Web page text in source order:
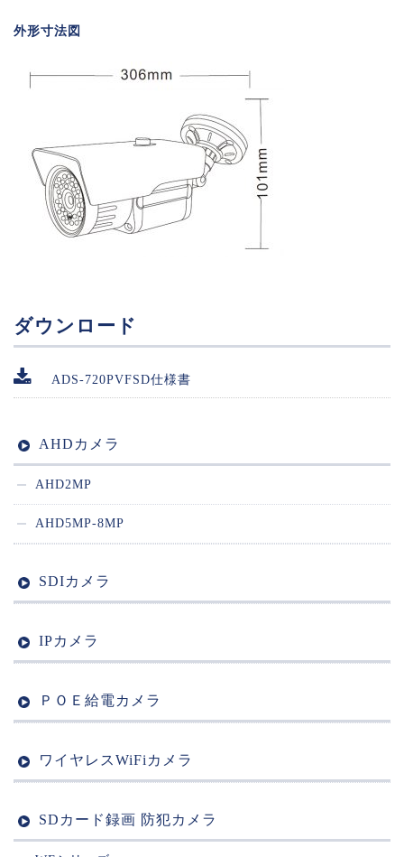
外形寸法図
ダウンロード
ADS-720PVFSD仕様書
AHDカメラ
AHD2MP
AHD5MP-8MP
SDIカメラ
IPカメラ
ＰＯＥ給電カメラ
ワイヤレスWiFiカメラ
SDカード録画 防犯カメラ